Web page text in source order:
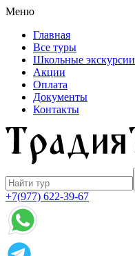
Меню
Главная
Все туры
Школьные экскурсии
Акции
Оплата
Документы
Контакты
+7(977) 622-39-67